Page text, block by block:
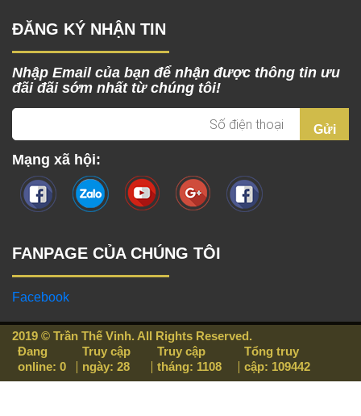
ĐĂNG KÝ NHẬN TIN
Nhập Email của bạn để nhận được thông tin ưu
đãi đãi sớm nhất từ chúng tôi!
Mạng xã hội:
FANPAGE CỦA CHÚNG TÔI
Facebook
2019 © Trần Thế Vinh. All Rights Reserved.
Đang
online: 0
Truy cập
ngày: 28
Truy cập
tháng: 1108
Tổng truy
cập: 109442